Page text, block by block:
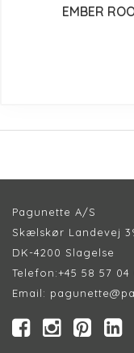
EMBER
Pagunette A/S
Skælskør Landevej
DK-4200 Slagelse
Telefon:+45 58 57 04
Email: